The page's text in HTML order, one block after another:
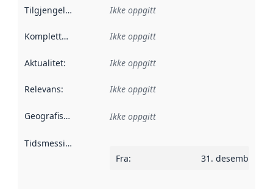
Tilgjengelighet Ikke oppgitt
Kompletthet Ikke oppgitt
Aktualitet: Ikke oppgitt
Relevans: Ikke oppgitt
Geografisk avgrensning :
Ikke oppgitt
Tidsmessig avgrensning
Fra: 31. desember